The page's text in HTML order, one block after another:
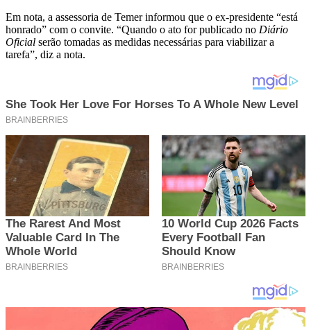
Em nota, a assessoria de Temer informou que o ex-presidente “está
honrado” com o convite. “Quando o ato for publicado no Diário
Oficial serão tomadas as medidas necessárias para viabilizar a
tarefa”, diz a nota.